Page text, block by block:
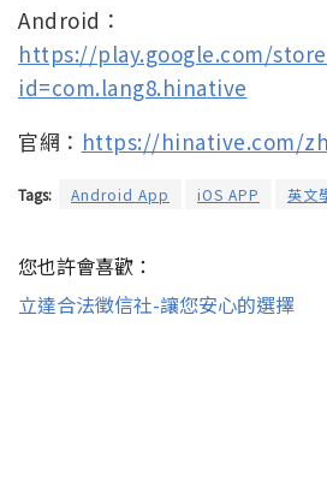
Android：
https://play.google.com/
id=com.lang8.hinative
官網： https://hinative.com/
Tags: Android App iOS APP 英文
您也許會喜歡：
立達合法徵信社-讓您安心的選擇